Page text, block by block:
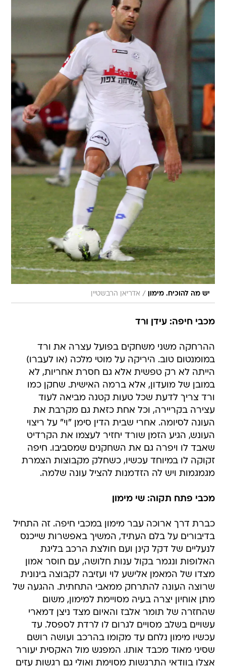
יש מה להוכיח. מימון / אדריאן הרבשטיין
מכבי חיפה: עידן ורד
ההרחקה משני משחקים בפועל עצרה את ורד
במומנטום טוב. היריקה על מוטי מלכה (או לעברו)
הייתה לא רק טפשית אלא גם חסרת אחריות, לא
במובן של מועדון, אלא ברמה האישית. שחקן כמו
ורד צריך לדעת שכל טעות קטנה מביאה לעוד
עצירה בקריירה, וכל אחת כזאת גם מקרבת את
העונה לסיומה. אחרי שבית הדין סימן "וי" על ריצוי
העונש, הגיע הזמן שורד יחזיר לעצמו את הקרדיט
שאבד לו ויפרה גם את השחקנים שמסביבו. חיפה
זקוקה לו במיוחד עכשיו, כשחלק מקבוצות הצמרת
מגמגמות ויש לה הזדמנות להציל עונה שלמה.
מכבי פתח תקוה: שי מימון
כברת דרך ארוכה עבר מימון במכבי חיפה. זה התחיל
בדיבורים על בלם העתיד, המשיך באפשרות שייכנס
לנעליים של דקל קינן ועם חולצת הרכב בליגת
האלופות ונגמר בקול ענות חלושה, עם חוסר אמון
מצדו של המאמן אלישע לוי ועזיבה לקבוצה בינונית
שרוצה העונה להתרחק ממאבי התחתית. ההגעה של
מתן אוחיון יצרה בעיה מסויימת למימון, משום
שהחזרה של תומר אלבז והאיום מצד ניצן דמארי
עשויים בשלב מסויים לגרום לו לרדת לספסל. עד
עכשיו מימון נלחם עד מקומו בהרכב ועושה רושם
שסיני מאוד מכבד אותו. המפגש מול האקסית יעורר
אצלו בוודאי התרגשות מסוימת ואולי גם רגשות עזים